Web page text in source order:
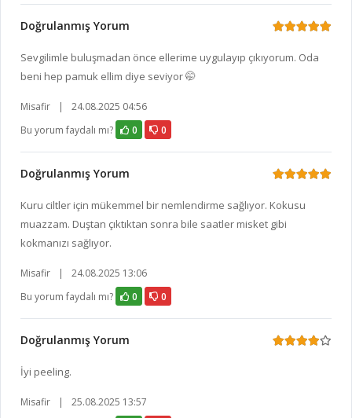
Doğrulanmış Yorum
Sevgilimle buluşmadan önce ellerime uygulayıp çıkıyorum. Oda
beni hep pamuk ellim diye seviyor 🤭
Misafir |
24.08.2025 04:56
Bu yorum faydalı mı?
0 0
Doğrulanmış Yorum
Kuru ciltler için mükemmel bir nemlendirme sağlıyor. Kokusu
muazzam. Duştan çıktıktan sonra bile saatler misket gibi
kokmanızı sağlıyor.
Misafir |
24.08.2025 13:06
Bu yorum faydalı mı?
0 0
Doğrulanmış Yorum
İyi peeling.
Misafir |
25.08.2025 13:57